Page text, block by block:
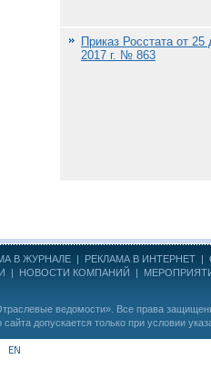
Приказ Росстата от 25
2017 г. № 863
В ЖУРНАЛЕ | РЕКЛАМА В ИНТЕРНЕТ |
| НОВОСТИ КОМПАНИЙ |
ведомости» . Все права
допускается только при условии